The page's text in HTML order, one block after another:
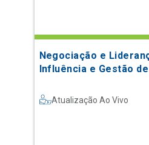
Negociação e
Influência e Gestão
Atualização Ao Vivo